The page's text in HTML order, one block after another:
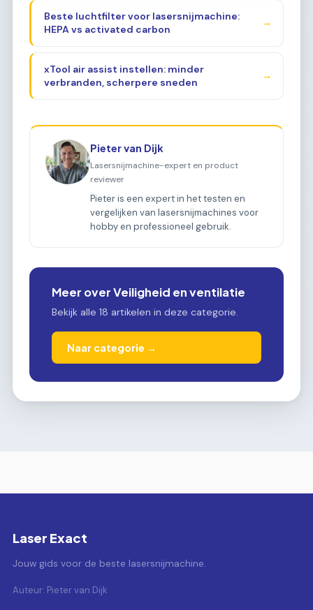
Beste luchtfilter voor lasersnijmachine:
HEPA vs activated carbon
→
xTool air assist instellen: minder
verbranden, scherpere sneden
→
Pieter van Dijk
Lasersnijmachine-expert en product
reviewer
Pieter is een expert in het testen en
vergelijken van lasersnijmachines voor
hobby en professioneel gebruik.
Meer over Veiligheid en ventilatie
Bekijk alle 18 artikelen in deze categorie.
Naar categorie →
Laser Exact
Jouw gids voor de beste lasersnijmachine.
Auteur: Pieter van Dijk